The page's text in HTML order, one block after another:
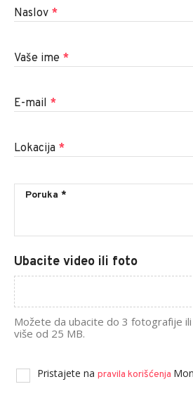
Naslov *
Vaše ime *
E-mail *
Lokacija *
Ubacite video ili foto
Možete da ubacite do 3 fotografije
više od 25 MB.
Pristajete na pravila korišćenja